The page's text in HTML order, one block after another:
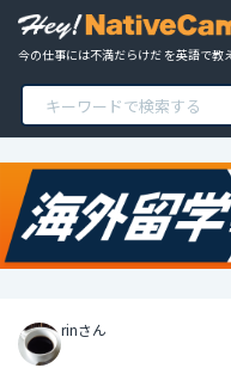
今の仕事には不満だらけだ を英語で教
rinさん